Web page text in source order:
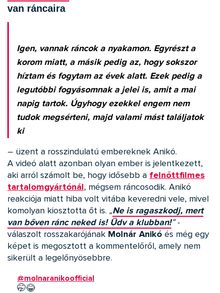
van ráncaira
Igen, vannak ráncok a nyakamon. Egyrészt a
korom miatt, a másik pedig az, hogy sokszor
híztam és fogytam az évek alatt. Ezek pedig a
legutóbbi fogyásomnak a jelei is, amit a mai
napig tartok. Úgyhogy ezekkel engem nem
tudok megsérteni, majd valami mást találjatok
ki
– üzent a rosszindulatú embereknek Anikó.
A videó alatt azonban olyan ember is jelentkezett,
aki arról számolt be, hogy idősebb a felnőttfilmes
tartalomgyártónál, mégsem ráncosodik. Anikó
reakciója miatt hiba volt vitába keveredni vele, mivel
komolyan kiosztotta őt is. „Ne is ragaszkodj, mert
van bőven ránc neked is! Üdv a klubban!”-
válaszolt rosszakarójának Molnár Anikó és még egy
képet is megosztott a kommentelőről, amely nem
sikerült a legelőnyösebbre.
@molnaranikoofficial
🤭😂